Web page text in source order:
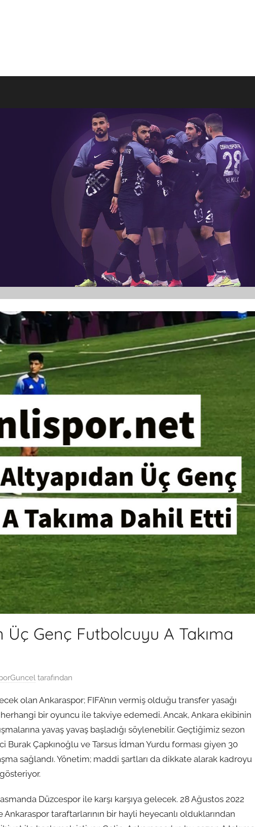
Genç Futbolcuyu A Takıma
tarafından
olan Ankaraspor; FIFA’nın vermiş olduğu transfer yasağı
bir oyuncu ile takviye edemedi. Ancak, Ankara ekibinin
yavaş yavaş başladığı söylenebilir. Geçtiğimiz sezon
Burak Çapkınoğlu ve Tarsus İdman Yurdu forması giyen 30
sağlandı. Yönetim; maddi şartları da dikkate alarak kadroyu
Düzcespor ile karşı karşıya gelecek. 28 Ağustos 2022
taraftarlarının bir hayli heyecanlı olduklarından